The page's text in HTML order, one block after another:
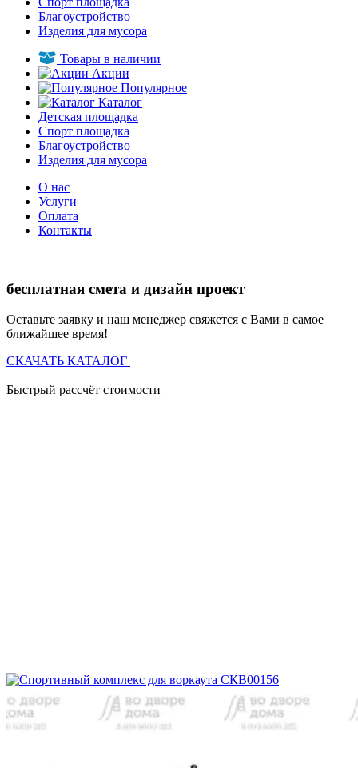
Благоустройство
Изделия для мусора
Товары в наличии
Акции
Популярное
Каталог
Детская площадка
Спорт площадка
Благоустройство
Изделия для мусора
О нас
Услуги
Оплата
Контакты
бесплатная смета и дизайн проект
Оставьте заявку и наш менеджер свяжется с Вами в самое
ближайшее время!
СКАЧАТЬ КАТАЛОГ
Быстрый рассчёт стоимости